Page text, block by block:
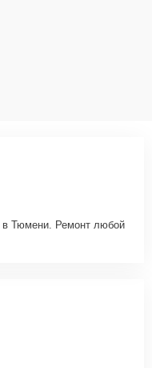
в Тюмени. Ремонт любой